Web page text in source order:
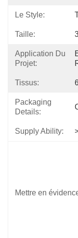
Le Style:
Taille:
Application Du
Projet:
Tissus:
Packaging
Details:
Supply Ability:
Mettre en